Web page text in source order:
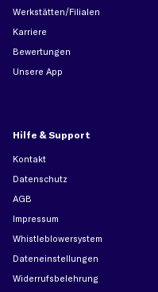
Werkstätten/Filialen
Karriere
Bewertungen
Unsere App
Hilfe & Support
Kontakt
Datenschutz
AGB
Impressum
Whistleblowersystem
Dateneinstellungen
Widerrufsbelehrung